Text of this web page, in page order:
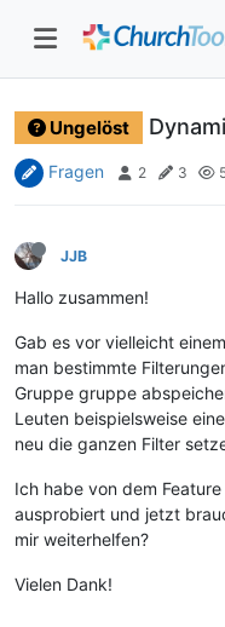
Ungelöst
Fragen 2 3
JJB
Hallo zusammen!
Gab es vor vielleicht
man bestimmte
Gruppe gruppe
Leuten beispielsweise
neu die ganzen Filter
Ich habe von dem
ausprobiert und jetzt
mir weiterhelfen?
Vielen Dank!